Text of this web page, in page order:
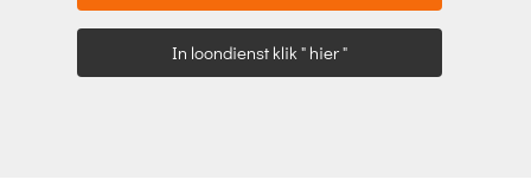
In loondienst klik " hier "